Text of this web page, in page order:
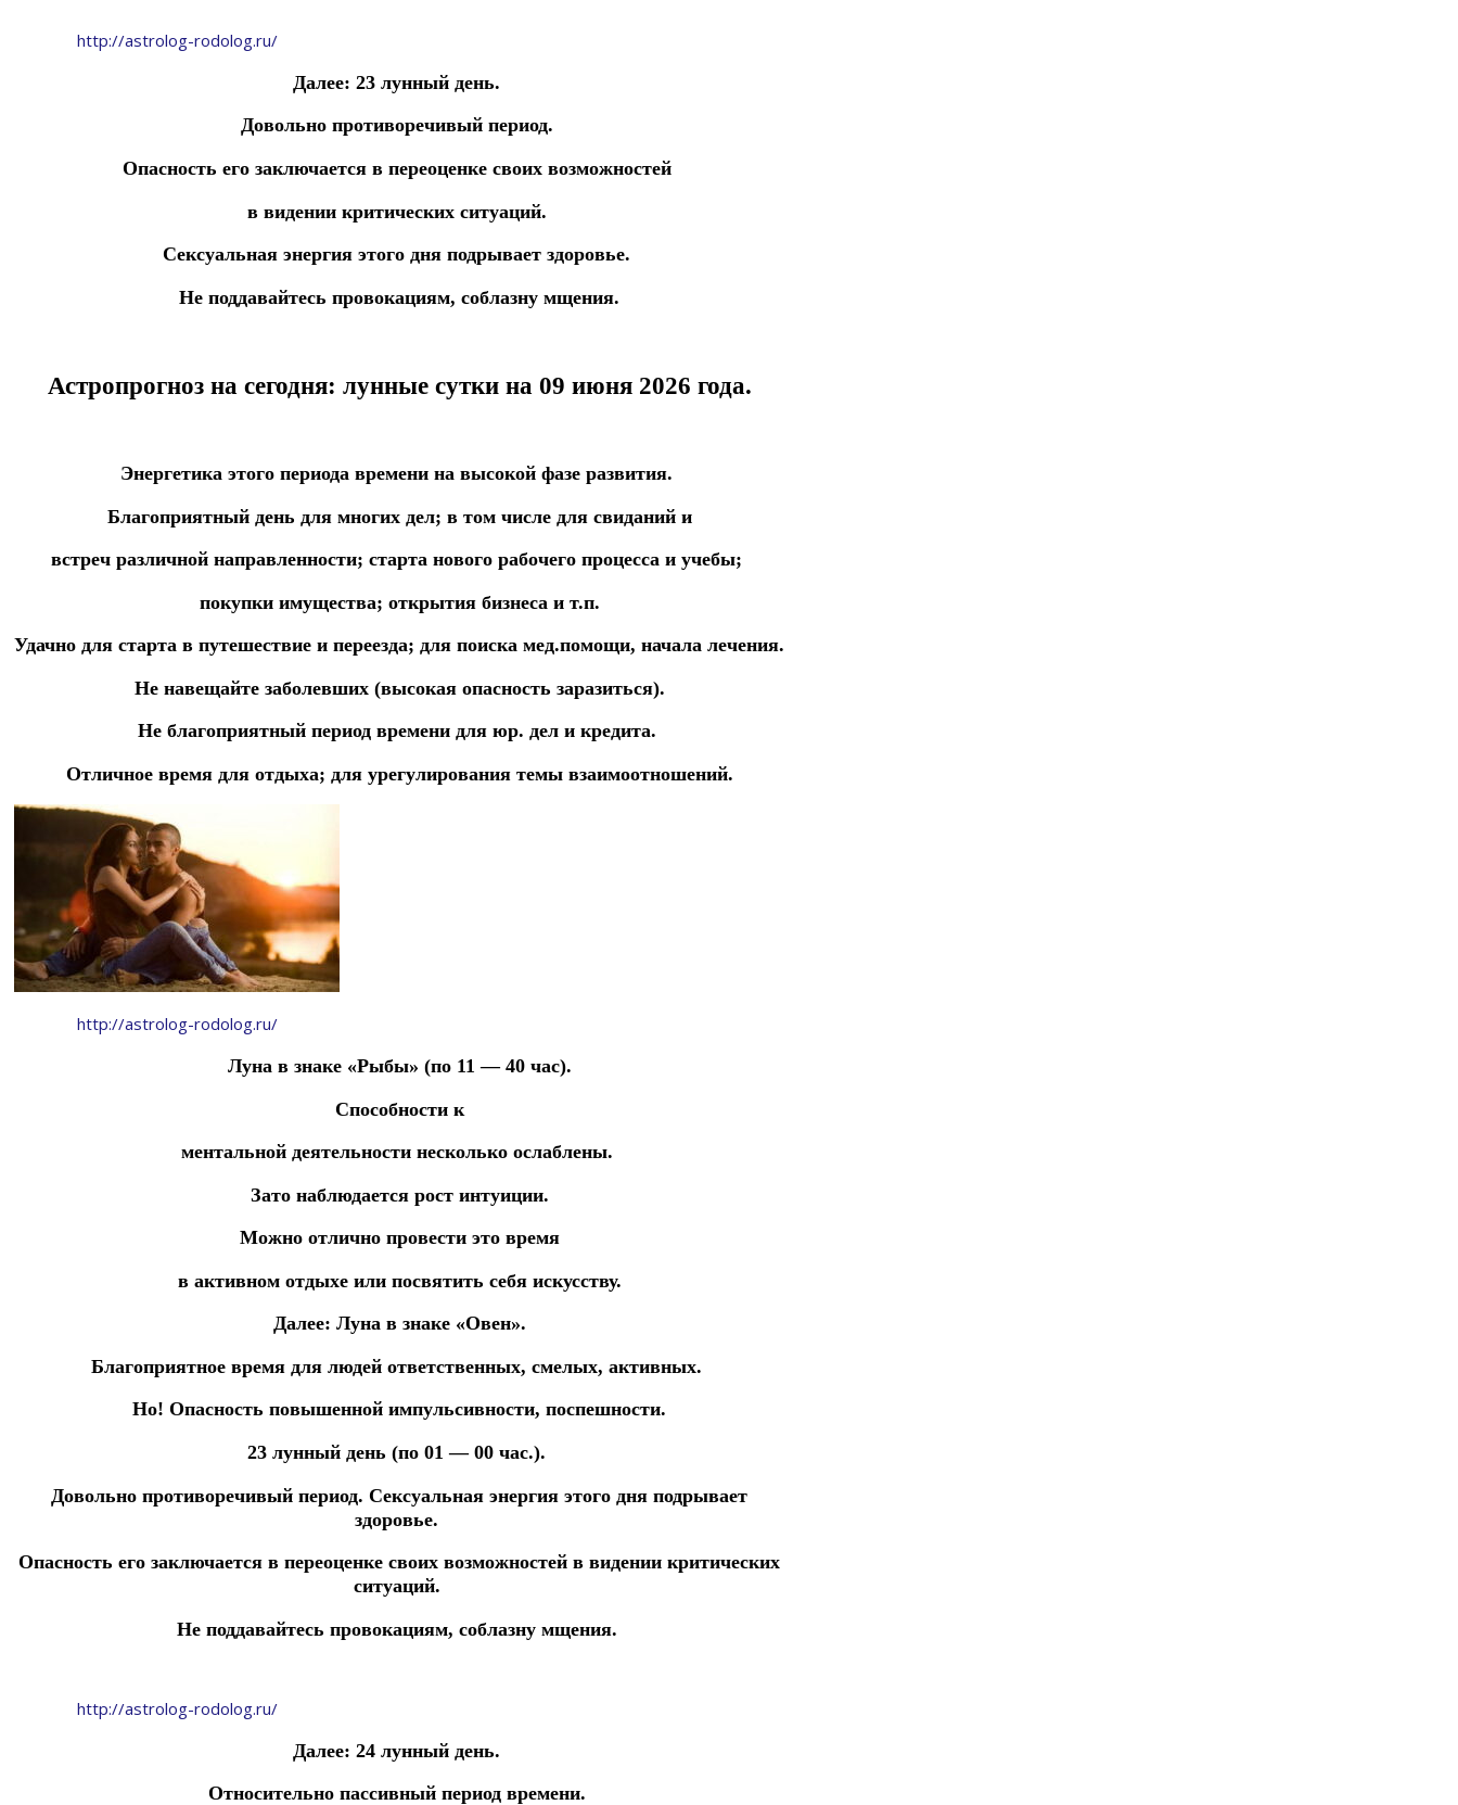
http://astrolog-rodolog.ru/
Далее: 23 лунный день.
Довольно противоречивый период.
Опасность его заключается в переоценке своих возможностей
в видении критических ситуаций.
Сексуальная энергия этого дня подрывает здоровье.
Не поддавайтесь провокациям, соблазну мщения.
Астропрогноз на сегодня: лунные сутки на 09 июня 2026 года.
Энергетика этого периода времени на высокой фазе развития.
Благоприятный день для многих дел; в том числе для свиданий и
встреч различной направленности; старта нового рабочего процесса и учебы;
покупки имущества; открытия бизнеса и т.п.
Удачно для старта в путешествие и переезда; для поиска мед.помощи, начала лечения.
Не навещайте заболевших (высокая опасность заразиться).
Не благоприятный период времени для юр. дел и кредита.
Отличное время для отдыха; для урегулирования темы взаимоотношений.
http://astrolog-rodolog.ru/
Луна в знаке «Рыбы» (по 11 — 40 час).
Способности к
ментальной деятельности несколько ослаблены.
Зато наблюдается рост интуиции.
Можно отлично провести это время
в активном отдыхе или посвятить себя искусству.
Далее: Луна в знаке «Овен».
Благоприятное время для людей ответственных, смелых, активных.
Но! Опасность повышенной импульсивности, поспешности.
23 лунный день (по 01 — 00 час.).
Довольно противоречивый период. Сексуальная энергия этого дня подрывает
здоровье.
Опасность его заключается в переоценке своих возможностей в видении критических
ситуаций.
Не поддавайтесь провокациям, соблазну мщения.
http://astrolog-rodolog.ru/
Далее: 24 лунный день.
Относительно пассивный период времени.